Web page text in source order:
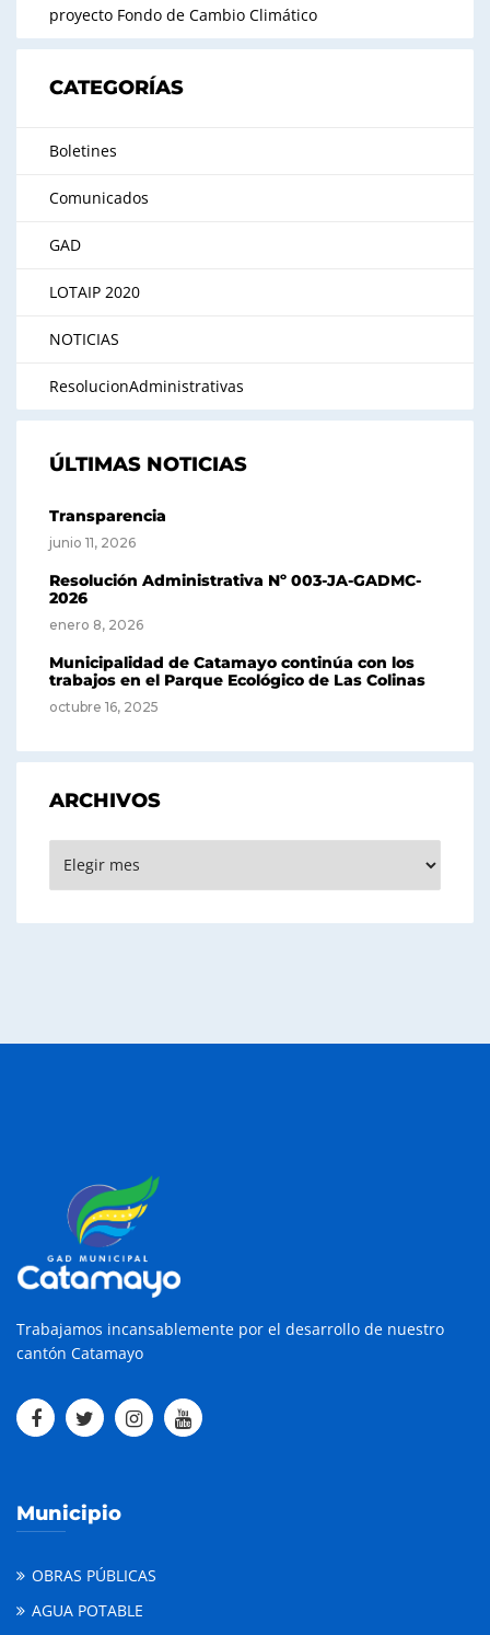
proyecto Fondo de Cambio Climático
CATEGORÍAS
Boletines
Comunicados
GAD
LOTAIP 2020
NOTICIAS
ResolucionAdministrativas
ÚLTIMAS NOTICIAS
Transparencia
junio 11, 2026
Resolución Administrativa Nº 003-JA-GADMC-
2026
enero 8, 2026
Municipalidad de Catamayo continúa con los
trabajos en el Parque Ecológico de Las Colinas
octubre 16, 2025
ARCHIVOS
Trabajamos incansablemente por el desarrollo de nuestro
cantón Catamayo
Municipio
OBRAS PÚBLICAS
AGUA POTABLE